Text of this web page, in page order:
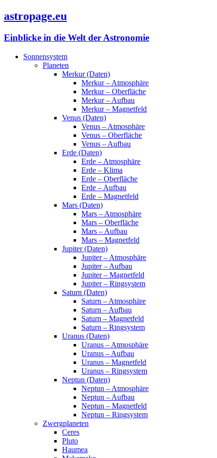
astropage.eu
Einblicke in die Welt der Astronomie
Sonnensystem
Planeten
Merkur (Daten)
Merkur – Atmosphäre
Merkur – Oberfläche
Merkur – Aufbau
Merkur – Magnetfeld
Venus (Daten)
Venus – Atmosphäre
Venus – Oberfläche
Venus – Aufbau
Erde (Daten)
Erde – Atmosphäre
Erde – Klima
Erde – Oberfläche
Erde – Aufbau
Erde – Magnetfeld
Mars (Daten)
Mars – Atmosphäre
Mars – Oberfläche
Mars – Aufbau
Mars – Magnetfeld
Jupiter (Daten)
Jupiter – Atmosphäre
Jupiter – Aufbau
Jupiter – Magnetfeld
Jupiter – Ringsystem
Saturn (Daten)
Saturn – Atmosphäre
Saturn – Aufbau
Saturn – Magnetfeld
Saturn – Ringsystem
Uranus (Daten)
Uranus – Atmosphäre
Uranus – Aufbau
Uranus – Magnetfeld
Uranus – Ringsystem
Neptun (Daten)
Neptun – Atmosphäre
Neptun – Aufbau
Neptun – Magnetfeld
Neptun – Ringsystem
Zwergplaneten
Ceres
Pluto
Haumea